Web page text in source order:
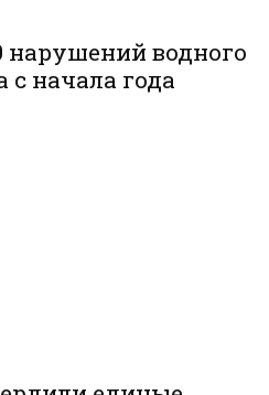
нарушений водного
с начала года